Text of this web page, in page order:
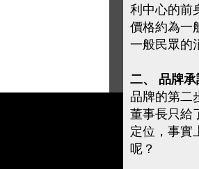
利中心的前
價格約為一
一般民眾的
二、 品牌承
品牌的第二
董事長只給
定位，事實
呢？